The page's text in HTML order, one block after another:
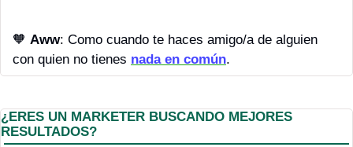
🧡 Aww: Como cuando te haces amigo/a de alguien
con quien no tienes nada en común.
¿ERES UN MARKETER BUSCANDO MEJORES
RESULTADOS?